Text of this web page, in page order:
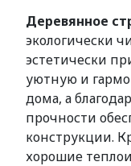
Деревянное
экологически
эстетически
уютную и
дома, а
прочности
конструкции.
хорошие